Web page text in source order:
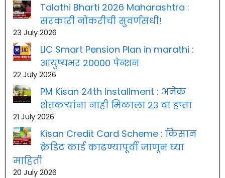
Talathi Bharti 2026 Maharashtra :
सरकारी नोकरीची सुवर्णसंधी!
23 July 2026
LIC Smart Pension Plan in marathi :
आयुष्यभर 20000 पेन्शन
22 July 2026
PM Kisan 24th Installment : अनेक
शेतकऱ्यांना नाही मिळाला २३ वा हप्ता
21 July 2026
Kisan Credit Card Scheme : किसान
क्रेडिट कार्ड काढण्यापूर्वी जाणून घ्या
माहिती
20 July 2026